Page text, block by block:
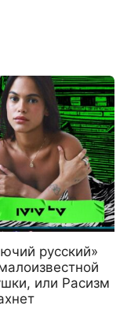
русский»
или Расизм